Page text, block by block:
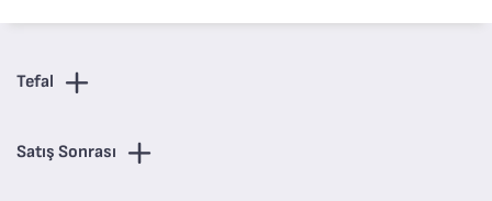
Tefal
Satış Sonrası